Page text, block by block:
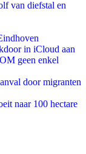
van diefstal en
in iCloud aan
geen enkel
door migranten
naar 100 hectare